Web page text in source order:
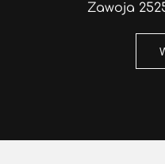
Zawoja